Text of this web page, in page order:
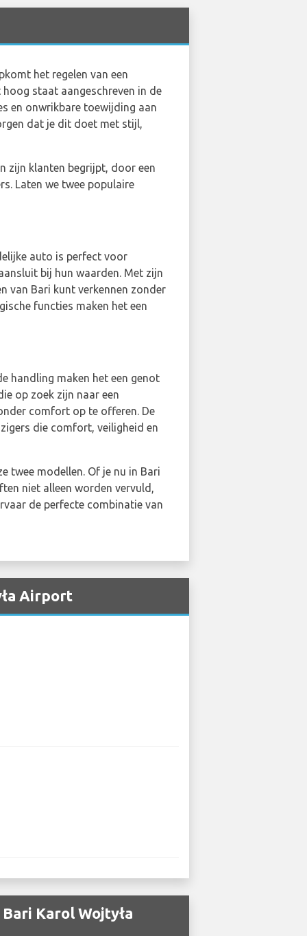
het regelen van een
staat aangeschreven in de
en onwrikbare toewijding aan
dat je dit doet met stijl,
zijn klanten begrijpt, door een
Laten we twee populaire
auto is perfect voor
bij hun waarden. Met zijn
van Bari kunt verkennen zonder
functies maken het een
handling maken het een genot
op zoek zijn naar een
comfort op te offeren. De
die comfort, veiligheid en
twee modellen. Of je nu in Bari
niet alleen worden vervuld,
de perfecte combinatie van
Airport
Karol Wojtyła